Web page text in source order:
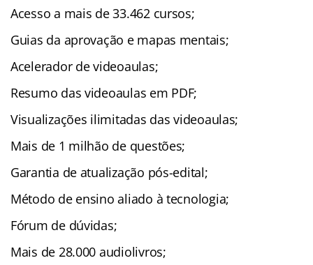
Acesso a mais de 33.462 cursos;
Guias da aprovação e mapas mentais;
Acelerador de videoaulas;
Resumo das videoaulas em PDF;
Visualizações ilimitadas das videoaulas;
Mais de 1 milhão de questões;
Garantia de atualização pós-edital;
Método de ensino aliado à tecnologia;
Fórum de dúvidas;
Mais de 28.000 audiolivros;